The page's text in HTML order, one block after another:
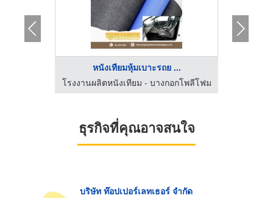
หนังเทียมหุ้มเบาะรถย ...
โรงงานผลิตหนังเทียม - บางกอกโพลีโฟม
ธุรกิจที่คุณอาจสนใจ
บริษัท ท๊อปเปอร์เลทเธอร์ จำกัด